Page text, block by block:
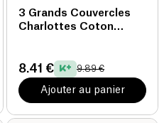
3 Grands Couvercles
Charlottes Coton
8.41 € 9.89 €
Ajouter au panier